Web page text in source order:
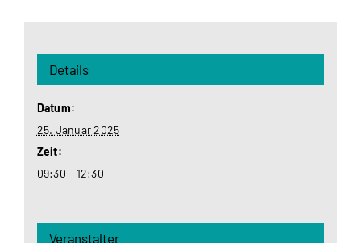
Details
Datum:
25. Januar 2025
Zeit:
09:30 - 12:30
Veranstalter